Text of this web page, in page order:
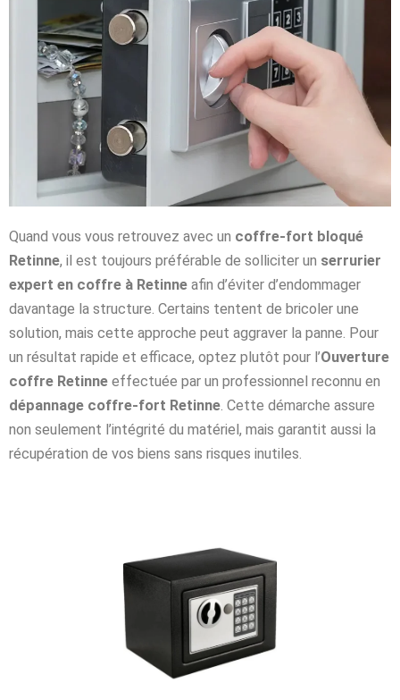
Quand vous vous retrouvez avec un coffre-fort bloqué
Retinne, il est toujours préférable de solliciter un serrurier
expert en coffre à Retinne afin d’éviter d’endommager
davantage la structure. Certains tentent de bricoler une
solution, mais cette approche peut aggraver la panne. Pour
un résultat rapide et efficace, optez plutôt pour l’Ouverture
coffre Retinne effectuée par un professionnel reconnu en
dépannage coffre-fort Retinne. Cette démarche assure
non seulement l’intégrité du matériel, mais garantit aussi la
récupération de vos biens sans risques inutiles.